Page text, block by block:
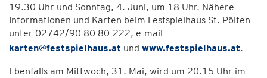
19.30 Uhr und Sonntag, 4. Juni, um 18 Uhr. Nähere
Informationen und Karten beim Festspielhaus St. Pölten
unter 02742/90 80 80-222, e-mail
karten@festspielhaus.at und www.festspielhaus.at.
Ebenfalls am Mittwoch, 31. Mai, wird um 20.15 Uhr im